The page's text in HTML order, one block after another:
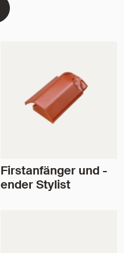
Firstanfänger und -
ender Stylist